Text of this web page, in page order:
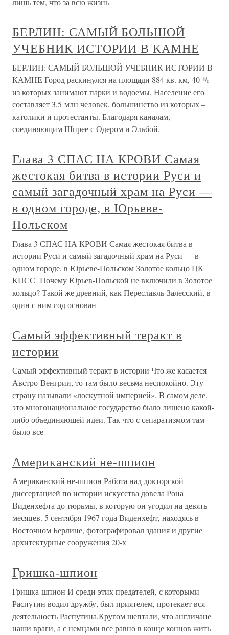
БЕРЛИН: САМЫЙ БОЛЬШОЙ
УЧЕБНИК ИСТОРИИ В КАМНЕ
БЕРЛИН: САМЫЙ БОЛЬШОЙ УЧЕБНИК ИСТОРИИ В
КАМНЕ Город раскинулся на площади 884 кв. км, 40 %
из которых занимают парки и водоемы. Население его
составляет 3,5 млн человек, большинство из которых –
католики и протестанты. Благодаря каналам,
соединяющим Шпрее с Одером и Эльбой,
Глава 3 СПАС НА КРОВИ Самая
жестокая битва в истории Руси и
самый загадочный храм на Руси —
в одном городе, в Юрьеве-
Польском
Глава 3 СПАС НА КРОВИ Самая жестокая битва в
истории Руси и самый загадочный храм на Руси — в
одном городе, в Юрьеве-Польском Золотое кольцо ЦК
КПСС Почему Юрьев-Польской не включили в Золотое
кольцо? Такой же древний, как Переславль-Залесский, в
один с ним год основан
Самый эффективный теракт в
истории
Самый эффективный теракт в истории Что же касается
Австро-Венгрии, то там было весьма неспокойно. Эту
страну называли «лоскутной империей». В самом деле,
это многонациональное государство было лишено какой-
либо объединяющей идеи. Так что с сепаратизмом там
было все
Американский не-шпион
Американский не-шпион Работа над докторской
диссертацией по истории искусства довела Рона
Виденхефта до тюрьмы, в которую он угодил на девять
месяцев. 5 сентября 1967 года Виденхефт, находясь в
Восточном Берлине, фотографировал здания и другие
архитектурные сооружения 20-х
Гришка-шпион
Гришка-шпион И среди этих предателей, с которыми
Распутин водил дружбу, был приятелем, протекает вся
деятельность Распутина.Кругом шептали, что англичане
наши враги, а с немцами все равно в конце концов жить